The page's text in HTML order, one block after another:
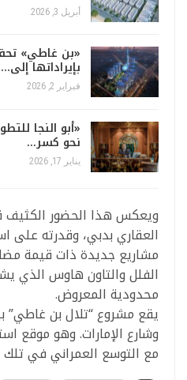
أبريل 3, 2026
«بن غاطي»
بإيراداتها إلى…
فبراير 2, 2026
«أبو النجا
نحو كسر…
يناير 17, 2026
ويعكس هذا الحضور
العقاري بدبي، وقدرته على
مشاريع جديدة ذات قيمة
الفلل والتاون هاوس الذي
محدودية المعروض.
يقع مشروع “تلال بن غاطي”
وشارع الإمارات. وهو موقع
مع التوسع العمراني في